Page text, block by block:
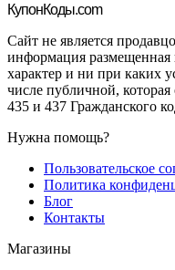
КупонКоды.com
Сайт не является
информация размещенная
характер и ни при каких
числе публичной,
435 и 437 Гражданского
Нужна помощь?
Пользовательское
Политика
Блог
Контакты
Магазины